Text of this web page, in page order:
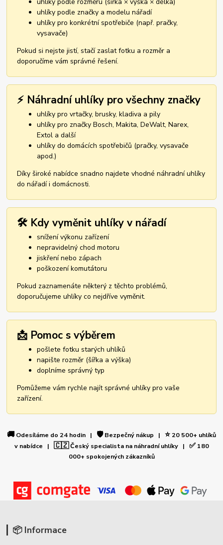
uhlíky podle značky a modelu nářadí
uhlíky pro konkrétní spotřebiče (např. pračky,
vysavače)
Pokud si nejste jistí, stačí zaslat fotku a rozměr a
doporučíme vám správné řešení.
⚡ Náhradní uhlíky pro všechny značky
uhlíky pro vrtačky, brusky, kladiva a pily
uhlíky pro značky Bosch, Makita, DeWalt, Narex,
Extol a další
uhlíky do domácích spotřebičů (pračky, vysavače
apod.)
Díky široké nabídce snadno najdete vhodné náhradní uhlíky
do nářadí i domácnosti.
🛠️ Kdy vyměnit uhlíky v nářadí
snížení výkonu zařízení
nepravidelný chod motoru
jiskření nebo zápach
poškození komutátoru
Pokud zaznamenáte některý z těchto problémů,
doporučujeme uhlíky co nejdříve vyměnit.
📩 Pomoc s výběrem
pošlete fotku starých uhlíků
napište rozměr (šířka a výška)
doplníme správný typ
Pomůžeme vám rychle najít správné uhlíky pro vaše
zařízení.
🚚 Odesíláme do 24 hodin | 🛡️Bezpečný nákup | ⭐20 500+ uhlíků
v nabídce | 🇨🇿Český specialista na náhradní uhlíky | ✅180
000+ spokojených zákazníků
📦 Informace